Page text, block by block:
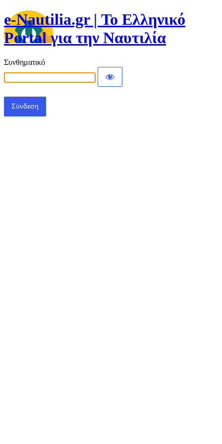
e-Nautilia.gr | Το Ελληνικό
Portal για την Ναυτιλία
Συνθηματικό